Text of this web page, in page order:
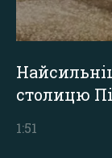
столицю
1:51